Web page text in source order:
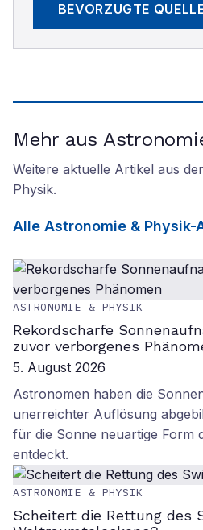
BEVORZUGTE
Mehr aus
Weitere aktuelle Artikel aus
Physik.
Alle Astronomie & Physik-
ASTRONOMIE & PHYSIK
Rekordscharfe
zuvor verborgenes
5. August 2026
Astronomen haben die
unerreichter Auflösung
für die Sonne neuartige Form
entdeckt.
ASTRONOMIE & PHYSIK
Scheitert die Rettung des